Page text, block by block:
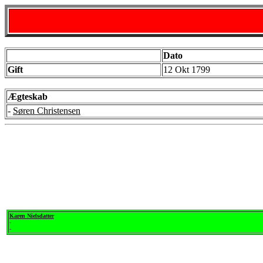
Dato
Gift
12 Okt 1799
Ægteskab
- Søren Christensen
Karen Nielsdatter
-
-